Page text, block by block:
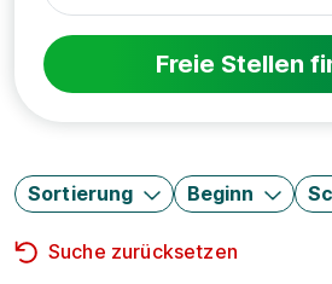
Freie Stellen
Sortierung Beginn
Suche zurücksetzen